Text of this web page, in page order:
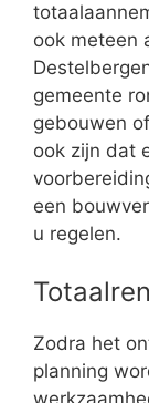
ook meteen
gemeente
gebouwen
ook zijn dat
een
u regelen.
Zodra het
planning